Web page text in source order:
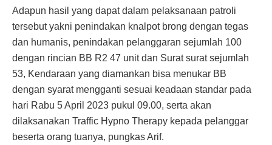
Adapun hasil yang dapat dalam pelaksanaan patroli
tersebut yakni penindakan knalpot brong dengan tegas
dan humanis, penindakan pelanggaran sejumlah 100
dengan rincian BB R2 47 unit dan Surat surat sejumlah
53, Kendaraan yang diamankan bisa menukar BB
dengan syarat mengganti sesuai keadaan standar pada
hari Rabu 5 April 2023 pukul 09.00, serta akan
dilaksanakan Traffic Hypno Therapy kepada pelanggar
beserta orang tuanya, pungkas Arif.